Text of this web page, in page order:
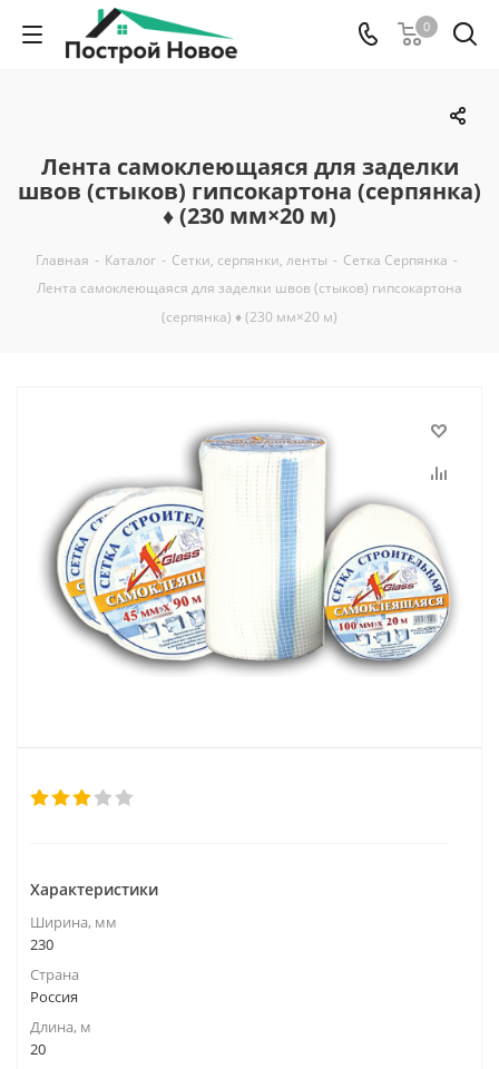
0
Лента самоклеющаяся для заделки
швов (стыков) гипсокартона (серпянка)
♦ (230 мм×20 м)
Главная - Каталог - Сетки, серпянки, ленты - Сетка Серпянка -
Лента самоклеющаяся для заделки швов (стыков) гипсокартона
(серпянка) ♦ (230 мм×20 м)
Характеристики
Ширина, мм
230
Страна
Россия
Длина, м
20